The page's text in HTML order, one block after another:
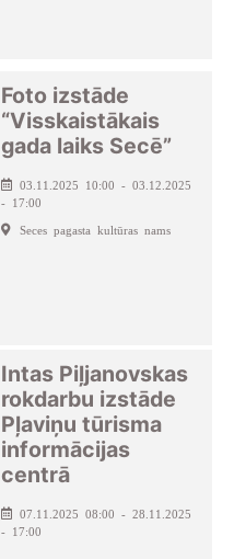
Foto izstāde
“Visskaistākais
gada laiks Secē”
03.11.2025 10:00 - 03.12.2025
- 17:00
Seces pagasta kultūras nams
Intas Piļjanovskas
rokdarbu izstāde
Pļaviņu tūrisma
informācijas
centrā
07.11.2025 08:00 - 28.11.2025
- 17:00